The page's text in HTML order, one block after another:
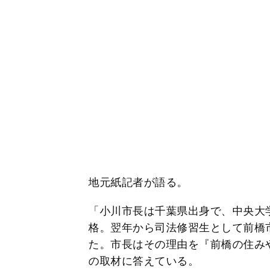
地元紙記者が語る。
「小川市長は千葉県出身で、中央
格。翌年から司法修習生として前
た。市長はその理由を『前橋の住
の取材に答えている。